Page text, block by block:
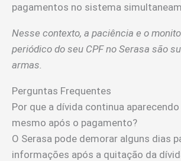
pagamentos no sistema
Nesse contexto, a paciência e o
periódico do seu CPF no Serasa são
armas.
Perguntas Frequentes
Por que a dívida continua aparecendo
mesmo após o pagamento?
O Serasa pode demorar alguns dias
informações após a quitação da